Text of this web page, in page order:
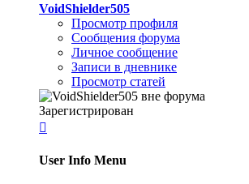
VoidShielder505
Просмотр профиля
Сообщения форума
Личное сообщение
Записи в дневнике
Просмотр статей
Зарегистрирован

User Info Menu